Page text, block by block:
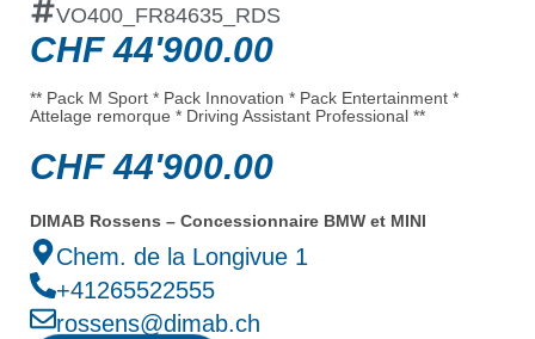
VO400_FR84635_RDS
CHF44'900.00
** Pack M Sport * Pack Innovation * Pack Entertainment *
Attelage remorque * Driving Assistant Professional **
CHF44'900.00
DIMAB Rossens – Concessionnaire BMW et MINI
Chem. de la Longivue 1
+41265522555
rossens@dimab.ch